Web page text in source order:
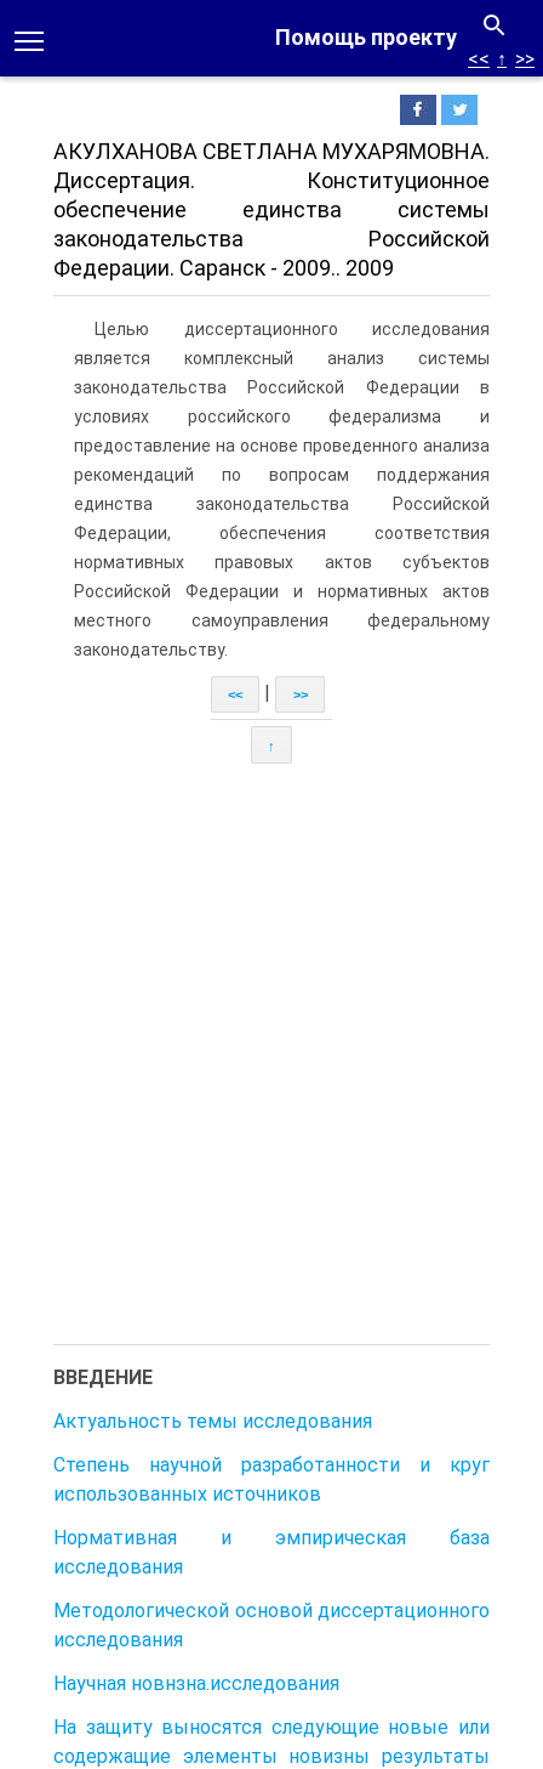
Помощь проекту
<< ↑ >>
АКУЛХАНОВА СВЕТЛАНА МУХАРЯМОВНА.
Диссертация. Конституционное
обеспечение единства системы
законодательства Российской
Федерации. Саранск - 2009.. 2009
Целью диссертационного исследования
является комплексный анализ системы
законодательства Российской Федерации в
условиях российского федерализма и
предоставление на основе проведенного анализа
рекомендаций по вопросам поддержания
единства законодательства Российской
Федерации, обеспечения соответствия
нормативных правовых актов субъектов
Российской Федерации и нормативных актов
местного самоуправления федеральному
законодательству.
<< >>
↑
ВВЕДЕНИЕ
Актуальность темы исследования
Степень научной разработанности и круг
использованных источников
Нормативная и эмпирическая база
исследования
Методологической основой диссертационного
исследования
Научная новнзна.исследования
На защиту выносятся следующие новые или
содержащие элементы новизны результаты